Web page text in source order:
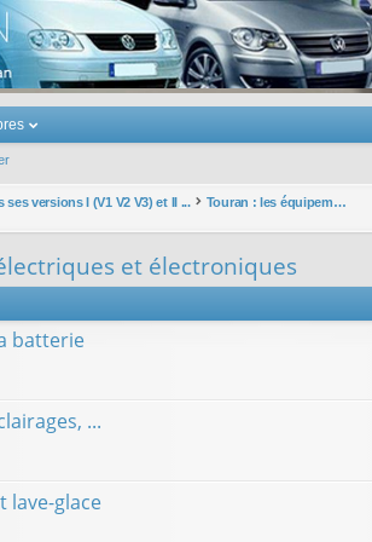
Touran
versions I (V1 V2 V3) et II ... Touran : les équipements électriques et électroniques
et électroniques
batterie
...
lave-glace